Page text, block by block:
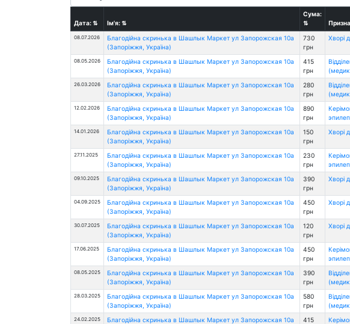
Дата:⇅ Ім'я:⇅
Сума:
⇅
08.07.2026
Благодійна скринька в Шашлык Маркет ул Запорожская 10а
(Запоріжжя, Україна)
730
грн
Хворі
08.05.2026
Благодійна скринька в Шашлык Маркет ул Запорожская 10а
(Запоріжжя, Україна)
415
грн
26.03.2026
Благодійна скринька в Шашлык Маркет ул Запорожская 10а
(Запоріжжя, Україна)
280
грн
12.02.2026
Благодійна скринька в Шашлык Маркет ул Запорожская 10а
(Запоріжжя, Україна)
890
грн
14.01.2026
Благодійна скринька в Шашлык Маркет ул Запорожская 10а
(Запоріжжя, Україна)
150
грн
Хворі
27.11.2025
Благодійна скринька в Шашлык Маркет ул Запорожская 10а
(Запоріжжя, Україна)
230
грн
09.10.2025
Благодійна скринька в Шашлык Маркет ул Запорожская 10а
(Запоріжжя, Україна)
390
грн
Хворі
04.09.2025
Благодійна скринька в Шашлык Маркет ул Запорожская 10а
(Запоріжжя, Україна)
450
грн
Хворі
30.07.2025
Благодійна скринька в Шашлык Маркет ул Запорожская 10а
(Запоріжжя, Україна)
120
грн
Хворі
17.06.2025
Благодійна скринька в Шашлык Маркет ул Запорожская 10а
(Запоріжжя, Україна)
450
грн
08.05.2025
Благодійна скринька в Шашлык Маркет ул Запорожская 10а
(Запоріжжя, Україна)
390
грн
28.03.2025
Благодійна скринька в Шашлык Маркет ул Запорожская 10а
(Запоріжжя, Україна)
580
грн
24.02.2025
Благодійна скринька в Шашлык Маркет ул Запорожская 10а
415